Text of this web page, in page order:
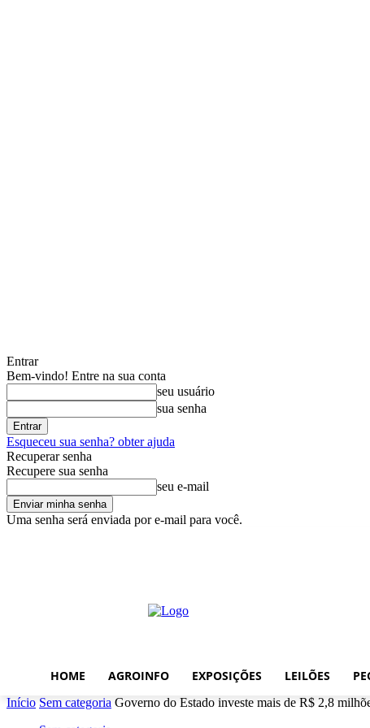
Entrar
Bem-vindo! Entre na sua conta
seu usuário
sua senha
Esqueceu sua senha? obter ajuda
Recuperar senha
Recupere sua senha
seu e-mail
Uma senha será enviada por e-mail para você.
HOME AGROINFO EXPOSIÇÕES LEILÕES
Início Sem categoria Governo do Estado investe mais de R$ 2,8